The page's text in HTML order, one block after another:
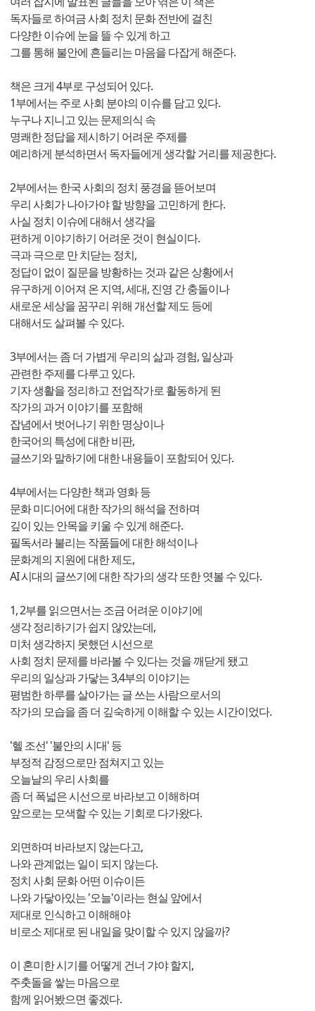
독자들로 하여금 사회 정치 문화 전반에 걸친
다양한 이슈에 눈을 뜰 수 있게 하고
그를 통해 불안에 흔들리는 마음을 다잡게 해준다.
책은 크게 4부로 구성되어 있다.
1부에서는 주로 사회 분야의 이슈를 담고 있다.
누구나 지니고 있는 문제의식 속
명쾌한 정답을 제시하기 어려운 주제를
예리하게 분석하면서 독자들에게 생각할 거리를 제공한다.
2부에서는 한국 사회의 정치 풍경을 뜯어보며
우리 사회가 나아가야 할 방향을 고민하게 한다.
사실 정치 이슈에 대해서 생각을
편하게 이야기하기 어려운 것이 현실이다.
극과 극으로 만 치닫는 정치,
정답이 없이 질문을 방황하는 것과 같은 상황에서
유구하게 이어져 온 지역, 세대, 진영 간 충돌이나
새로운 세상을 꿈꾸리 위해 개선할 제도 등에
대해서도 살펴볼 수 있다.
3부에서는 좀 더 가볍게 우리의 삶과 경험, 일상과
관련한 주제를 다루고 있다.
기자 생활을 정리하고 전업작가로 활동하게 된
작가의 과거 이야기를 포함해
잡념에서 벗어나기 위한 명상이나
한국어의 특성에 대한 비판,
글쓰기와 말하기에 대한 내용들이 포함되어 있다.
4부에서는 다양한 책과 영화 등
문화 미디어에 대한 작가의 해석을 전하며
깊이 있는 안목을 키울 수 있게 해준다.
필독서라 불리는 작품들에 대한 해석이나
문화계의 지원에 대한 제도,
AI 시대의 글쓰기에 대한 작가의 생각 또한 엿볼 수 있다.
1, 2부를 읽으면서는 조금 어려운 이야기에
생각 정리하기가 쉽지 않았는데,
미처 생각하지 못했던 시선으로
사회 정치 문제를 바라볼 수 있다는 것을 깨닫게 됐고
우리의 일상과 가닿는 3,4부의 이야기는
평범한 하루를 살아가는 글 쓰는 사람으로서의
작가의 모습을 좀 더 깊숙하게 이해할 수 있는 시간이었다.
'헬 조선' '불안의 시대' 등
부정적 감정으로만 점쳐지고 있는
오늘날의 우리 사회를
좀 더 폭넓은 시선으로 바라보고 이해하며
앞으로는 모색할 수 있는 기회로 다가왔다.
외면하며 바라보지 않는다고,
나와 관계없는 일이 되지 않는다.
정치 사회 문화 어떤 이슈이든
나와 가닿아있는 '오늘'이라는 현실 앞에서
제대로 인식하고 이해해야
비로소 제대로 된 내일을 맞이할 수 있지 않을까?
이 혼미한 시기를 어떻게 건너 갸야 할지,
주춧돌을 쌓는 마음으로
함께 읽어봤으면 좋겠다.